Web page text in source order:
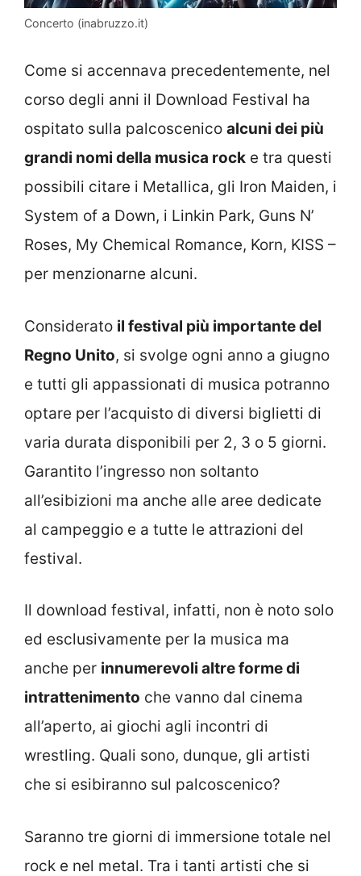
Concerto (inabruzzo.it)
Come si accennava precedentemente, nel
corso degli anni il Download Festival ha
ospitato sulla palcoscenico alcuni dei più
grandi nomi della musica rock e tra questi
possibili citare i Metallica, gli Iron Maiden, i
System of a Down, i Linkin Park, Guns N’
Roses, My Chemical Romance, Korn, KISS –
per menzionarne alcuni.
Considerato il festival più importante del
Regno Unito, si svolge ogni anno a giugno
e tutti gli appassionati di musica potranno
optare per l’acquisto di diversi biglietti di
varia durata disponibili per 2, 3 o 5 giorni.
Garantito l’ingresso non soltanto
all’esibizioni ma anche alle aree dedicate
al campeggio e a tutte le attrazioni del
festival.
Il download festival, infatti, non è noto solo
ed esclusivamente per la musica ma
anche per innumerevoli altre forme di
intrattenimento che vanno dal cinema
all’aperto, ai giochi agli incontri di
wrestling. Quali sono, dunque, gli artisti
che si esibiranno sul palcoscenico?
Saranno tre giorni di immersione totale nel
rock e nel metal. Tra i tanti artisti che si